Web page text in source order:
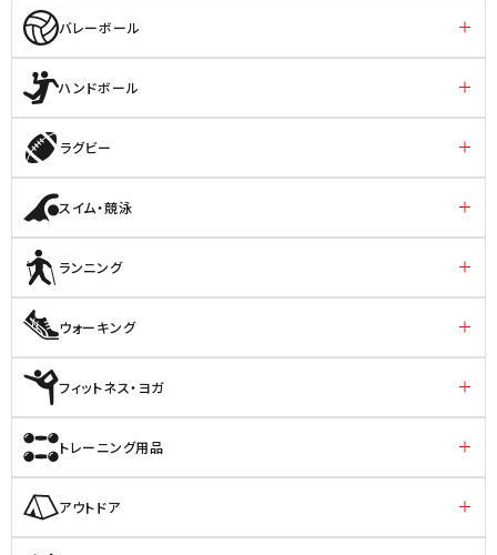
バレーボール
ハンドボール
ラグビー
スイム・競泳
ランニング
ウォーキング
フィットネス・ヨガ
トレーニング用品
アウトドア